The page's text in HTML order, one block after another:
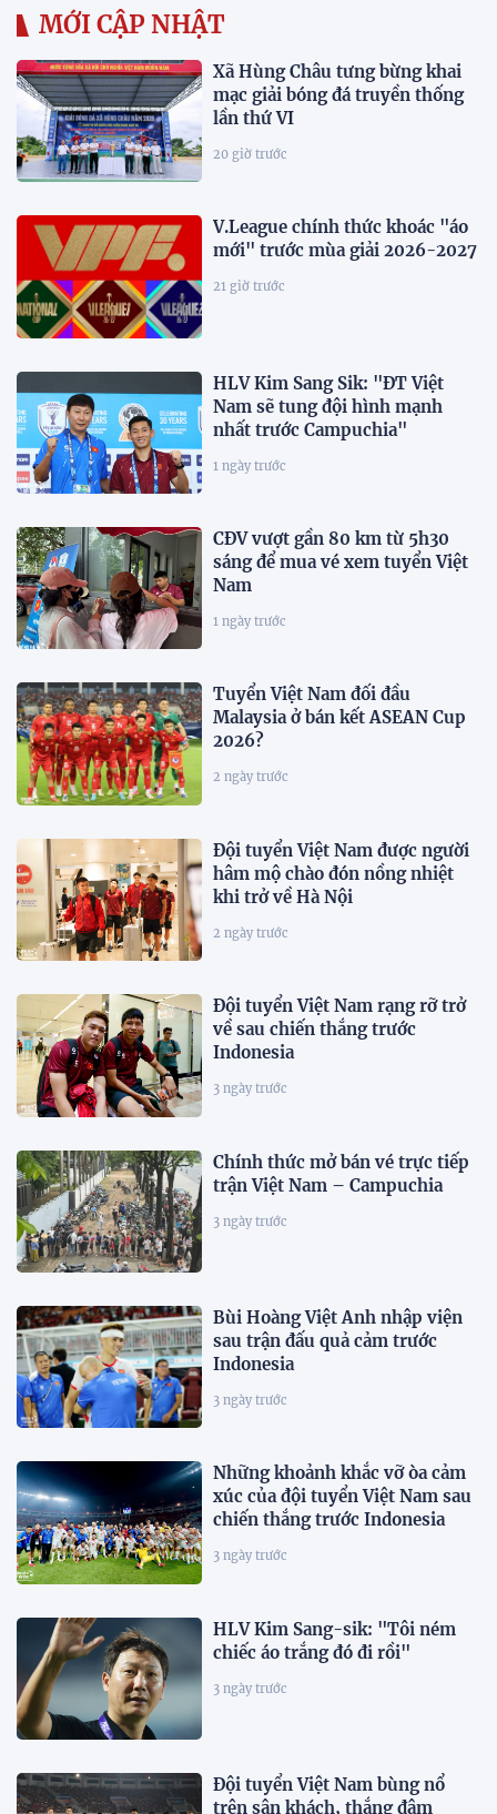
MỚI CẬP NHẬT
Xã Hùng Châu tưng bừng khai
mạc giải bóng đá truyền thống
lần thứ VI
20 giờ trước
V.League chính thức khoác "áo
mới" trước mùa giải 2026-2027
21 giờ trước
HLV Kim Sang Sik: "ĐT Việt
Nam sẽ tung đội hình mạnh
nhất trước Campuchia"
1 ngày trước
CĐV vượt gần 80 km từ 5h30
sáng để mua vé xem tuyển Việt
Nam
1 ngày trước
Tuyển Việt Nam đối đầu
Malaysia ở bán kết ASEAN Cup
2026?
2 ngày trước
Đội tuyển Việt Nam được người
hâm mộ chào đón nồng nhiệt
khi trở về Hà Nội
2 ngày trước
Đội tuyển Việt Nam rạng rỡ trở
về sau chiến thắng trước
Indonesia
3 ngày trước
Chính thức mở bán vé trực tiếp
trận Việt Nam – Campuchia
3 ngày trước
Bùi Hoàng Việt Anh nhập viện
sau trận đấu quả cảm trước
Indonesia
3 ngày trước
Những khoảnh khắc vỡ òa cảm
xúc của đội tuyển Việt Nam sau
chiến thắng trước Indonesia
3 ngày trước
HLV Kim Sang-sik: "Tôi ném
chiếc áo trắng đó đi rồi"
3 ngày trước
Đội tuyển Việt Nam bùng nổ
trên sân khách, thắng đậm